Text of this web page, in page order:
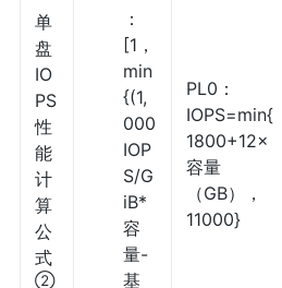
单
盘
IO
PS
性
能
计
算
公
式
②
：
[1，
min
{(1,
000
IOP
S/G
iB*
容
量-
基
PL0：
IOPS=min{
1800+12×
容量
（GB），
11000}